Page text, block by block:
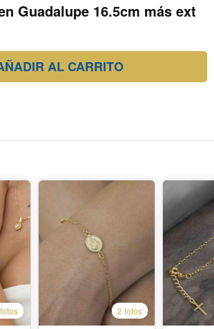
Guadalupe 16.5cm más ext
AL CARRITO
2 fotos